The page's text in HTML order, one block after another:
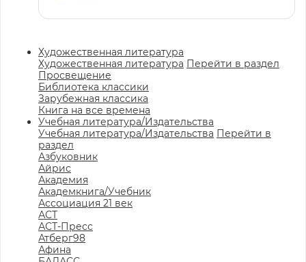
Художественная литература
Художественная литература Перейти в раздел
Просвещение
Библиотека классики
Зарубежная классика
Книга на все времена
Учебная литература/Издательства
Учебная литература/Издательства Перейти в
раздел
Азбуковник
Айрис
Академия
Академкнига/Учебник
Ассоциация 21 век
АСТ
АСТ-Пресс
Атберг98
Афина